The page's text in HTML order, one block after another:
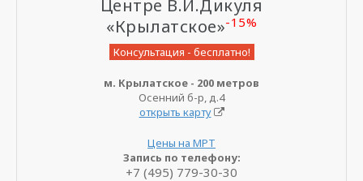
Центре В.И.Дикуля
«Крылатское»-15%
Консультация - бесплатно!
м. Крылатское - 200 метров
Осенний б-р, д.4
открыть карту
Цены на МРТ
Запись по телефону:
+7 (495) 779-30-30